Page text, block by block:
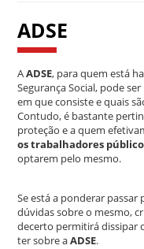
ADSE
AADSE, para quem está
Segurança Social, pode
em que consiste e quais
Contudo, é bastante
proteção e a quem
os trabalhadores
optarem pelo mesmo.
Se está a ponderar
dúvidas sobre o mesmo,
decerto permitirá dissipar
ter sobre aADSE.